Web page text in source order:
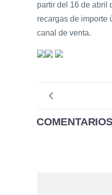
partir del 16 de abril
recargas de importe
canal de venta.